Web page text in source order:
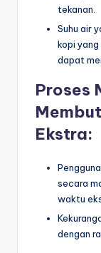
tekanan.
Suhu air
kopi
dapat
Proses
Ekstra:
secara
waktu
dengan